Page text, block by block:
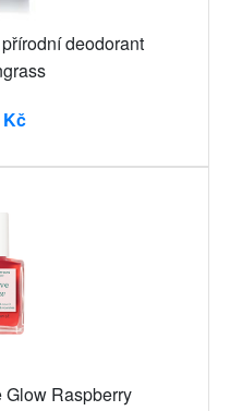
deodorant
Kč
Glow Raspberry